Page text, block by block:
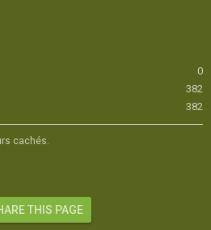
0
382
382
cachés.
THIS PAGE